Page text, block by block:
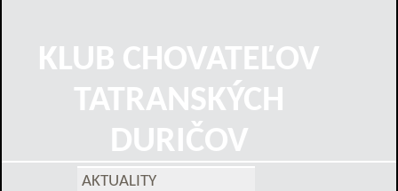
KLUB CHOVATEĽOV
TATRANSKÝCH
DURIČOV
AKTUALITY